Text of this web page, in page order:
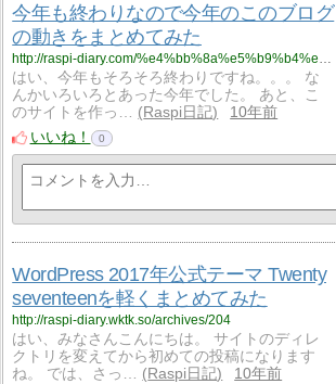
今年も終わりなので今年のこのブログ
の動きをまとめてみた
http://raspi-diary.com/%e4%bb%8a%e5%b9%b4%e3%82%82%e7%b5%82%e3%82%8f%e3%82%8a%e3%81%aa%e3%81%ae%e3%81%a7%e4%bb%8a%e5%b9%b4%e3%81%ae%e3%81%93%e3%81%ae%e3%83%96%e3%83%ad%e3%82%b0%e3%81%ae%e5%8b%95%e3%81%8d%e3%82%92%e3%81%be/
はい、今年もそろそろ終わりですね。。。 な
んかいろいろとあった今年でした。 あと、こ
のサイトを作っ…
Raspi日記
10年前
いいね！
0
WordPress 2017年公式テーマ Twenty
seventeenを軽くまとめてみた
http://raspi-diary.wktk.so/archives/204
はい、みなさんこんにちは。 サイトのディレ
クトリを変えてから初めての投稿になります
ね。 では、さっ…
Raspi日記
10年前